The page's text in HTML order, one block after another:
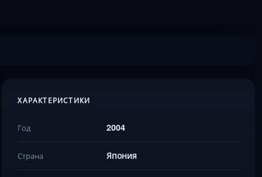
ХАРАКТЕРИСТИКИ
Год 2004
Страна Япония